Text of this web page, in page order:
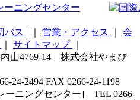
バス | 営業・アクセス
会
サイトマップ
山4769-14 株式会社やまび
2494 FAX 0266-24-1198
ーニングセンター] TEL 0266-